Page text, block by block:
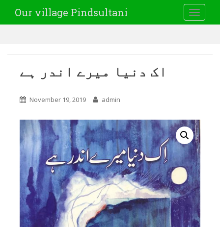
Our village Pindsultani
اک دنیا میرے اندر ہے
November 19, 2019 admin